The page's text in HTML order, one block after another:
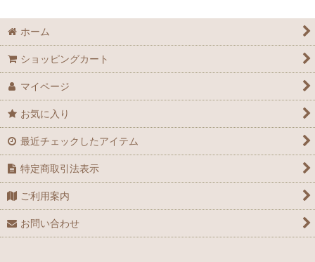
ホーム
ショッピングカート
マイページ
お気に入り
最近チェックしたアイテム
特定商取引法表示
ご利用案内
お問い合わせ